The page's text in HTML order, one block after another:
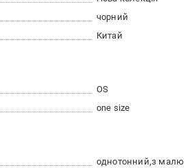
чорний
Китай
OS
one size
однотонний з